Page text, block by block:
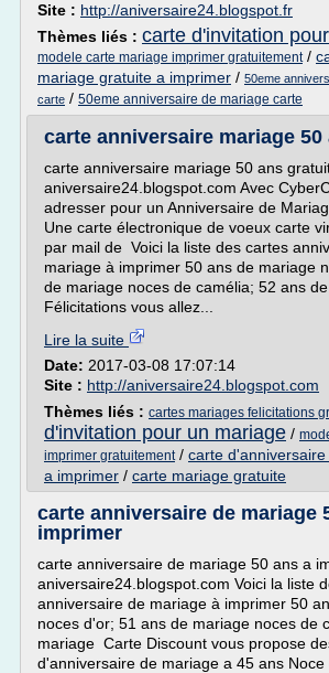
Site : http://aniversaire24.blogspot.fr
Thèmes liés : carte d'invitation
modele carte mariage imprimer gratuitement/
mariage gratuite a imprimer / 50eme
carte / 50eme anniversaire de mariage carte
carte anniversaire mariage
carte anniversaire mariage 50 ans
aniversaire24.blogspot.com Avec
adresser pour un Anniversaire de
Une carte électronique de voeux carte
par mail de Voici la liste des cartes
mariage à imprimer 50 ans de mariage
de mariage noces de camélia; 52 ans
Félicitations vous allez...
Lire la suite
Date: 2017-03-08 17:07:14
Site : http://aniversaire24.blogspot.com
Thèmes liés : cartes mariages felicitations
d'invitation pour un mariage /
imprimer gratuitement/ carte
a imprimer / carte mariage gratuite
carte anniversaire de mariage
imprimer
carte anniversaire de mariage 50 ans a
aniversaire24.blogspot.com Voici la liste
anniversaire de mariage à imprimer 50
noces d'or; 51 ans de mariage noces de
mariage Carte Discount vous propose
d'anniversaire de mariage a 45 ans Noce